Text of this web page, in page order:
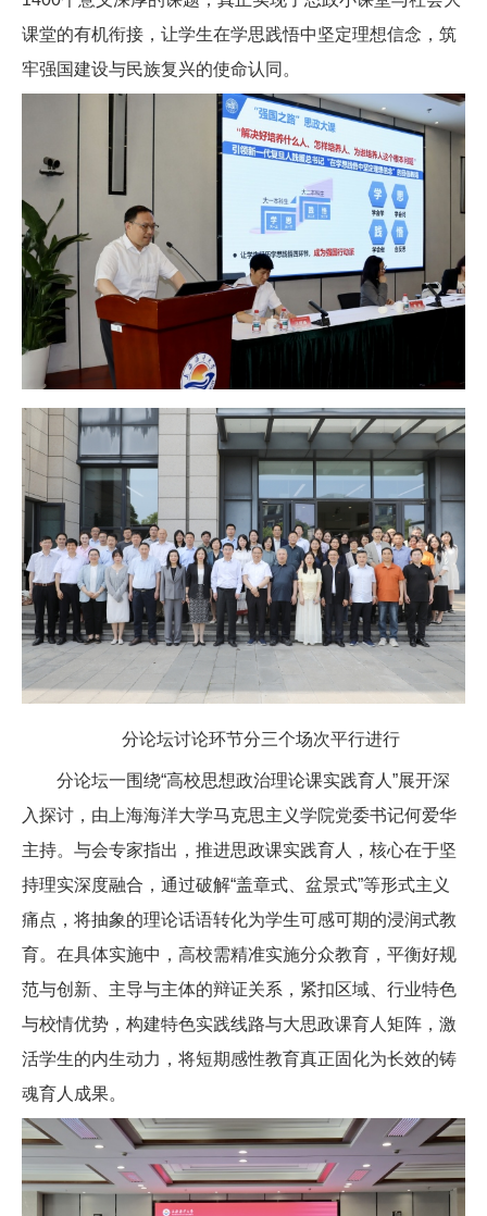
课堂的有机衔接，让学生在学思践悟中坚定理想信念，筑
牢强国建设与民族复兴的使命认同。
分论坛讨论环节分三个场次平行进行
分论坛一围绕“高校思想政治理论课实践育人”展开深
入探讨，由上海海洋大学马克思主义学院党委书记何爱华
主持。与会专家指出，推进思政课实践育人，核心在于坚
持理实深度融合，通过破解“盖章式、盆景式”等形式主义
痛点，将抽象的理论话语转化为学生可感可期的浸润式教
育。在具体实施中，高校需精准实施分众教育，平衡好规
范与创新、主导与主体的辩证关系，紧扣区域、行业特色
与校情优势，构建特色实践线路与大思政课育人矩阵，激
活学生的内生动力，将短期感性教育真正固化为长效的铸
魂育人成果。